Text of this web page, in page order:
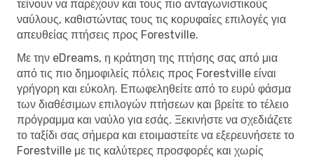
τείνουν να παρέχουν και τους πιο ανταγωνιστικούς
ναύλους, καθιστώντας τους τις κορυφαίες επιλογές για
απευθείας πτήσεις προς Forestville.
Με την eDreams, η κράτηση της πτήσης σας από μια
από τις πιο δημοφιλείς πόλεις προς Forestville είναι
γρήγορη και εύκολη. Επωφεληθείτε από το ευρύ φάσμα
των διαθέσιμων επιλογών πτήσεων και βρείτε το τέλειο
πρόγραμμα και ναύλο για εσάς. Ξεκινήστε να σχεδιάζετε
το ταξίδι σας σήμερα και ετοιμαστείτε να εξερευνήσετε το
Forestville με τις καλύτερες προσφορές και χωρίς